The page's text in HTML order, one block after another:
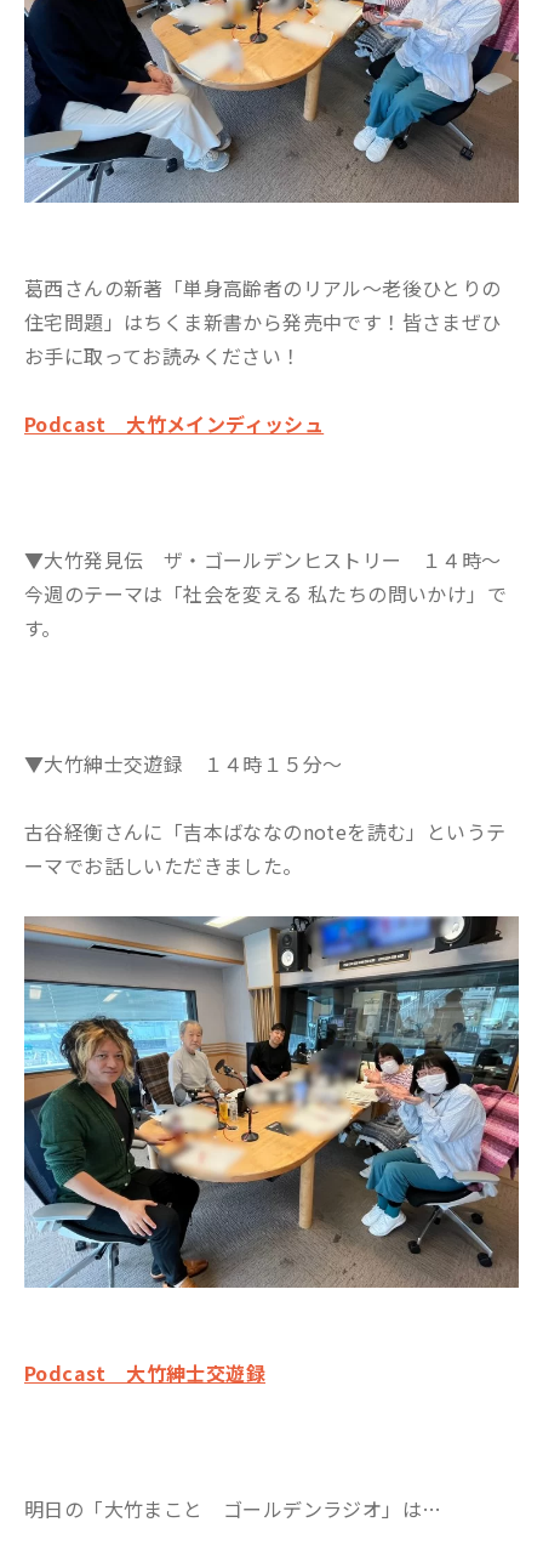
葛西さんの新著「単身高齢者のリアル～老後ひとりの
住宅問題」はちくま新書から発売中です！皆さまぜひ
お手に取ってお読みください！
Podcast 大竹メインディッシュ
▼大竹発見伝 ザ・ゴールデンヒストリー １４時～
今週のテーマは「社会を変える 私たちの問いかけ」で
す。
▼大竹紳士交遊録 １４時１５分～
古谷経衡さんに「吉本ばななのnoteを読む」というテ
ーマでお話しいただきました。
Podcast 大竹紳士交遊録
明日の「大竹まこと ゴールデンラジオ」は…